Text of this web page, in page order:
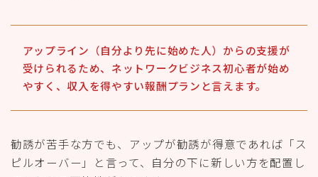
アップライン（自分より先に始めた人）からの支援が
受けられるため、ネットワークビジネス初心者が始め
やすく、収入を得やすい報酬プランと言えます。
勧誘が苦手な方でも、アップが勧誘が得意であれば「ス
ピルオーバー」と言って、自分の下に新しい方を配置し